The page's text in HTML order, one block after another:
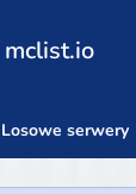
mclist.io
Losowe serwery